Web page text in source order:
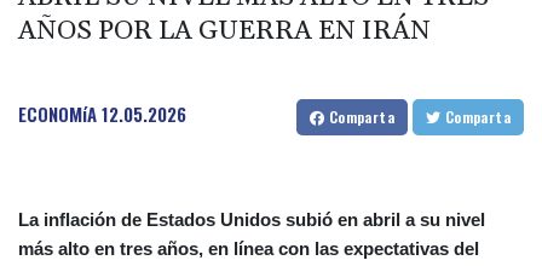
AÑOS POR LA GUERRA EN IRÁN
ECONOMíA12.05.2026 Comparta Comparta
La inflación de Estados Unidos subió en abril a su nivel
más alto en tres años, en línea con las expectativas del